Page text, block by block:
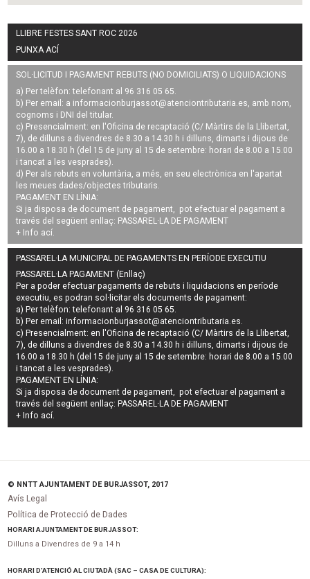
LLIBRE FESTES SANT ROC 2026
PUNXA ACÍ
SOL·LICITUD I PAGAMENT REBUTS (NO DOMICILIATS) O LIQUIDACIONS
a) Per telèfon: telefonant al 96 316 05 65.
b) Per email: a informacionburjassot@atenciontributaria.es, amb nom,
cognoms i DNI del titular.
c) Presencialment: en l'Oficina de recaptació (C/ Màrtirs de la Llibertat,
7), de dilluns a divendres de 8.30 a 14.30 h i dilluns, dimarts i dijous de
16.00 a 18.30 h (del 15 de juny al 15 de setembre: horari de 8.00 a 15.00
i tancat a les vesprades).
d) Per als rebuts en voluntària, a més, en seu electrònica en l'apartat
les meues dades/objectes tributaris.
PAGAMENT EN LÍNIA:
Si ja disposa de document de pagament, pot efectuar el pagament a
través del següent enllaç: PASSAREL·LA DE PAGAMENT
+ Info ací.
PASSAREL·LA MUNICIPAL DE PAGAMENTS EN PERÍODE EXECUTIU
PASSAREL·LA PAGAMENT (Enllaç)
Per a poder efectuar pagaments derebuts i liquidacions en període
executiu, es podran sol·licitar els documents de pagament:
a) Per telèfon: telefonant al 96 316 05 65.
b) Per email:informacionburjassot@atenciontributaria.es.
c) Presencialment: en l'Oficina de recaptació (C/ Màrtirs de la Llibertat,
7), de dilluns a divendres de 8.30 a 14.30 h i dilluns, dimarts i dijous de
16.00 a 18.30 h (del 15 de juny al 15 de setembre: horari de 8.00 a 15.00
i tancat a les vesprades).
PAGAMENT EN LÍNIA:
Si ja disposa de document de pagament, pot efectuar el pagament a
través del següent enllaç: PASSAREL·LA DE PAGAMENT
+ Info ací.
© NNTT AJUNTAMENT DE BURJASSOT, 2017
Avís Legal
Política de Protecció de Dades
HORARI AJUNTAMENT DE BURJASSOT:
Dilluns a Divendres de 9 a 14 h
HORARI D’ATENCIÓ AL CIUTADÀ (SAC – CASA DE CULTURA):